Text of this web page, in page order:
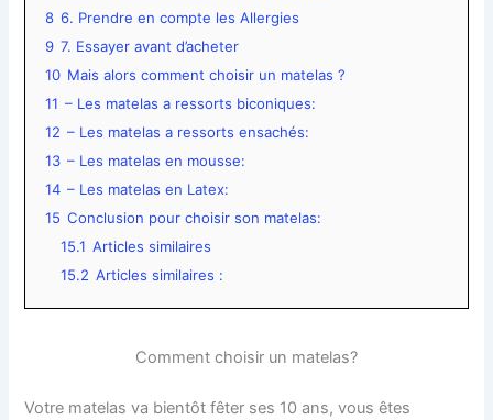
8 6. Prendre en compte les Allergies
9 7. Essayer avant d’acheter
10 Mais alors comment choisir un matelas ?
11 – Les matelas a ressorts biconiques:
12 – Les matelas a ressorts ensachés:
13 – Les matelas en mousse:
14 – Les matelas en Latex:
15 Conclusion pour choisir son matelas:
15.1 Articles similaires
15.2 Articles similaires :
Comment choisir un matelas?
Votre matelas va bientôt fêter ses 10 ans, vous êtes